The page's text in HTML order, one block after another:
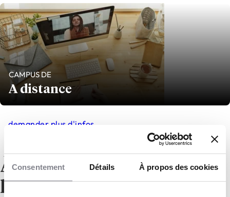
Consentement Détails À propos des cookies
CAMPUS DE
A distance
demander plus d'infos
À propos de
l’établissement